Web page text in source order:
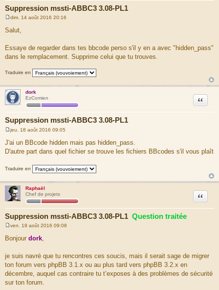
Suppression mssti-ABBC3 3.08-PL1
e
s
g
e
dim. 14 août 2016 20:16
Salut,
Essaye de regarder dans tes bbcode perso s'il y en a avec "hidden_pass"
dans le remplacement. Supprime celui que tu trouves.
Traduire en
dork
EzComien
Suppression mssti-ABBC3 3.08-PL1
Citation
M
e
s
s
e
jeu. 18 août 2016 09:05
J'ai un BBcode hidden mais pas hidden_pass.
D'autre part dans quel fichier se trouve les fichiers BBcodes s'il vous plaît
Traduire en
Raphaël
Chef de projets
Suppression mssti-ABBC3 3.08-PL1 Question traitée
Citation
s
g
e
ven. 19 août 2016 09:08
Bonjour dork,
je suis navré que tu rencontres ces soucis, mais il serait sage de migrer
ton forum vers phpBB 3.1.x ou au plus tard vers phpBB 3.2.x en
décembre, auquel cas contraire tu t’exposes à des problèmes de sécurité
sur ton forum.